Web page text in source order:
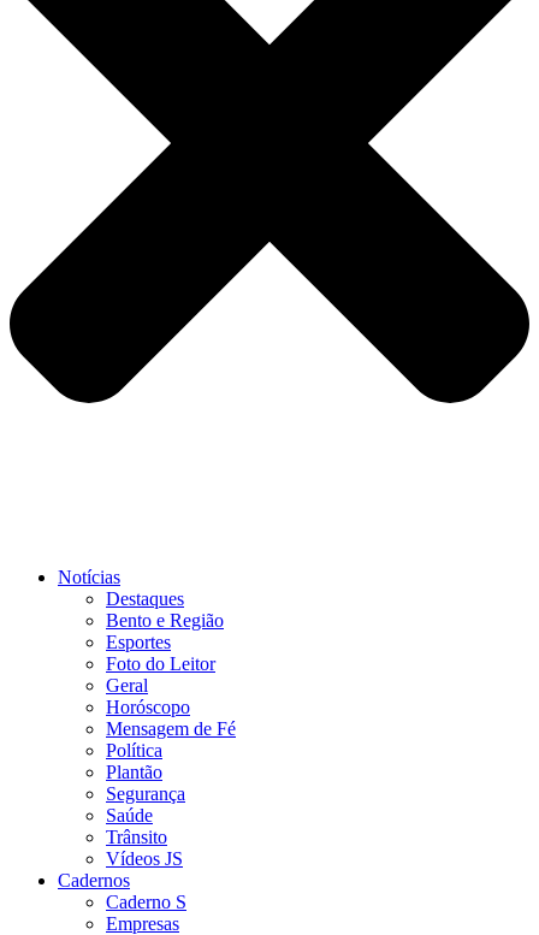
Notícias
Destaques
Bento e Região
Esportes
Foto do Leitor
Geral
Horóscopo
Mensagem de Fé
Política
Plantão
Segurança
Saúde
Trânsito
Vídeos JS
Cadernos
Caderno S
Empresas